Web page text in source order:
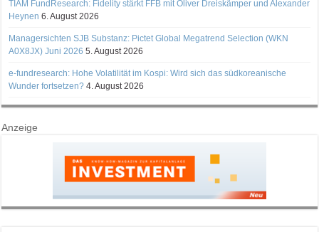
TIAM FundResearch: Fidelity stärkt FFB mit Oliver Dreiskämper und Alexander
Heynen 6. August 2026
Managersichten SJB Substanz: Pictet Global Megatrend Selection (WKN
A0X8JX) Juni 2026 5. August 2026
e-fundresearch: Hohe Volatilität im Kospi: Wird sich das südkoreanische
Wunder fortsetzen? 4. August 2026
Anzeige